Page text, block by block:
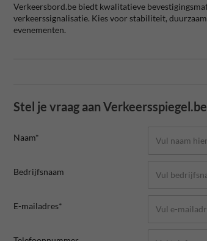
Verkeersbord.be biedt kwalitatieve
verkeerssignalisatie. Kies voor stabiliteit,
evenementen.
Stel je vraag aan Verkeersspiegel.be
Naam*
Bedrijfsnaam
E-mailadres*